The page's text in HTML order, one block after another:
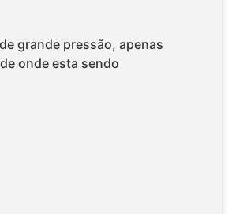
grande pressão, apenas
onde esta sendo